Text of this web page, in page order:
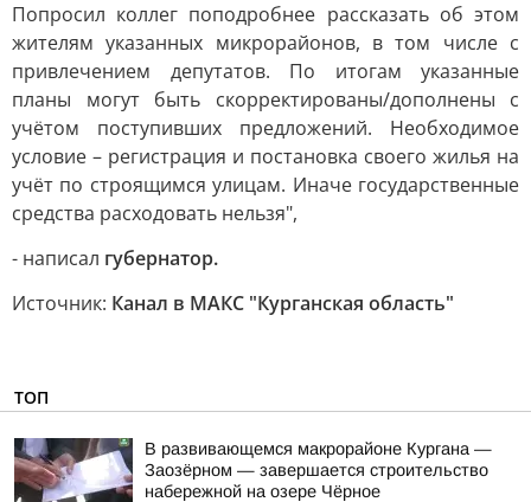
Попросил коллег поподробнее рассказать об этом
жителям указанных микрорайонов, в том числе с
привлечением депутатов. По итогам указанные
планы могут быть скорректированы/дополнены с
учётом поступивших предложений. Необходимое
условие – регистрация и постановка своего жилья на
учёт по строящимся улицам. Иначе государственные
средства расходовать нельзя",
- написал губернатор.
Источник: Канал в МАКС "Курганская область"
ТОП
В развивающемся макрорайоне Кургана —
Заозёрном — завершается строительство
набережной на озере Чёрное